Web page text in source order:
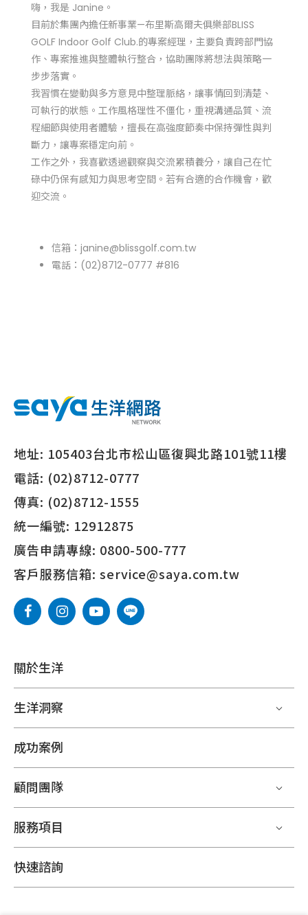
嗨，我是 Janine。
目前於集團內擔任新事業—布里斯高爾夫俱樂部BLISS
GOLF Indoor Golf Club.的專案經理，主要負責跨部門協
作、專案推進與整體執行整合，協助團隊將想法與策略一
步步落實。
我習慣在變動與多方意見中整理脈絡，讓事情回到清楚、
可執行的狀態。工作風格理性不僵化，重視溝通品質、流
程細節與使用者體驗，擅長在高強度節奏中保持彈性與判
斷力，讓專案穩定向前。
工作之外，我喜歡透過觀察與交流累積養分，讓自己在忙
碌中仍保有感知力與思考空間。若有合適的合作機會，歡
迎交流。
信箱： janine@blissgolf.com.tw
電話：(02)8712-0777 #816
地址: 105403台北市松山區復興北路101號11樓
電話: (02)8712-0777
傳真: (02)8712-1555
統一編號: 12912875
廣告申請專線: 0800-500-777
客戶服務信箱: service@saya.com.tw
關於生洋
生洋洞察
成功案例
顧問團隊
服務項目
快速諮詢